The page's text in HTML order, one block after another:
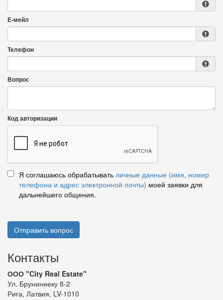
Е-мейл
Телефон
Вопрос
Код авторизации
Я соглашаюсь обрабатывать личные данные (имя, номер
телефона и адрес электронной почты) моей заявки для
дальнейшего общения.
Отправить вопрос
Контакты
ООО "City Real Estate"
Ул. Бруниниеку 8-2
Рига, Латвия, LV-1010